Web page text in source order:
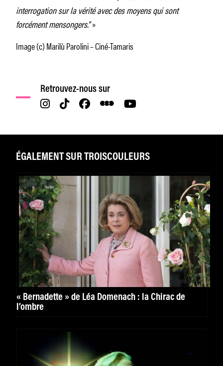
interrogation sur la vérité avec des moyens qui sont
forcément mensongers.”»
Image (c) Marilù Parolini – Ciné-Tamaris
Retrouvez-nous sur
ÉGALEMENT SUR TROISCOULEURS
« Bernadette » de Léa Domenach : la Chirac de
l’ombre